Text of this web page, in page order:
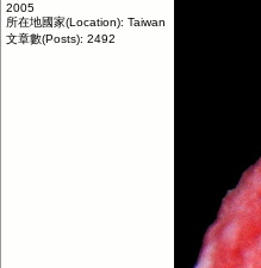
2005
所在地國家(Location): Taiwan
文章數(Posts): 2492